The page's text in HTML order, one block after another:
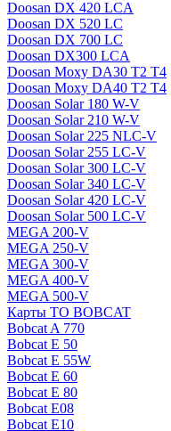
Doosan DX 420 LCA
Doosan DX 520 LC
Doosan DX 700 LC
Doosan DX300 LCA
Doosan Moxy DA30 T2 T4
Doosan Moxy DA40 T2 T4
Doosan Solar 180 W-V
Doosan Solar 210 W-V
Doosan Solar 225 NLC-V
Doosan Solar 255 LC-V
Doosan Solar 300 LC-V
Doosan Solar 340 LC-V
Doosan Solar 420 LC-V
Doosan Solar 500 LC-V
MEGA 200-V
MEGA 250-V
MEGA 300-V
MEGA 400-V
MEGA 500-V
Карты ТО BOBCAT
Bobcat A 770
Bobcat E 50
Bobcat E 55W
Bobcat E 60
Bobcat E 80
Bobcat E08
Bobcat E10